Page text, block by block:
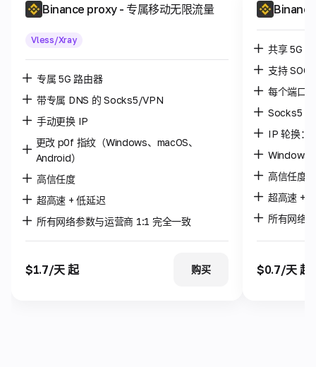
Binance proxy - 专属移动无限流量
Vless/Xray
专属 5G 路由器
带专属 DNS 的 Socks5/VPN
手动更换 IP
更改 p0f 指纹（Windows、macOS、
Android）
高信任度
超高速 + 低延迟
所有网络参数与运营商 1:1 完全一致
$1.7/天 起 购买
共享 5G
支持
每个端口
Socks5 /
IP 轮换：
Windows
高信任度
超高速 +
所有网络
$0.7/天 起